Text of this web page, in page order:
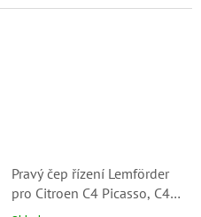
Pravý čep řízení Lemförder
pro Citroen C4 Picasso, C4
Spacetourer , Berlingo a C4